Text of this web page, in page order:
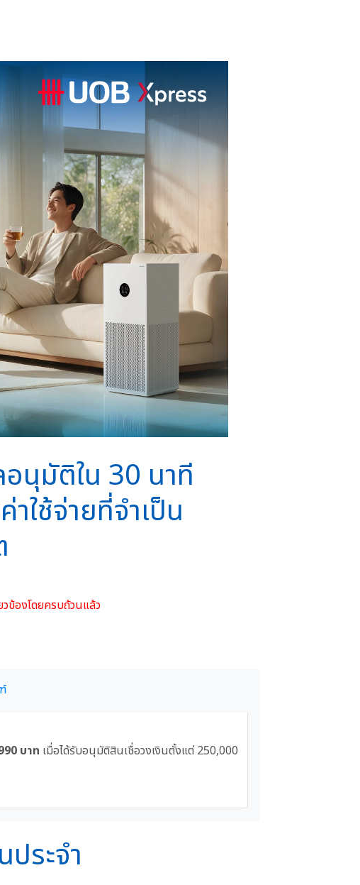
นุมัติใน 30 นาที
ใช้จ่ายที่จำเป็น
ข้องโดยครบถ้วนแล้ว
บาท เมื่อได้รับอนุมัติสินเชื่อวงเงินตั้งแต่ 250,000
ระจำ